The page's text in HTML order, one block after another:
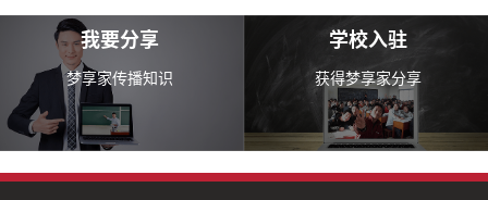
我要分享
梦享家传播知识
学校入驻
获得梦享家分享